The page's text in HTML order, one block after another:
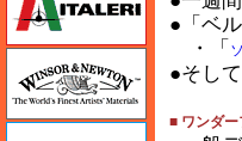
●「ベ
・「
●そし
■ ワンダ
ウインザー＆
ウェーブ